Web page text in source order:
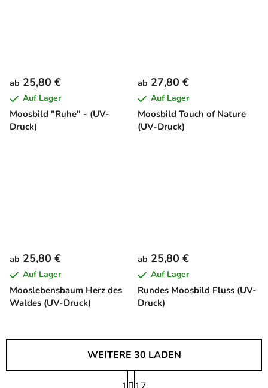
Moosbild "Ruhe" - (UV-
Druck)
ab 25,80 €
Auf Lager
Moosbild Touch of Nature
(UV-Druck)
ab 27,80 €
Auf Lager
Mooslebensbaum Herz des
Waldes (UV-Druck)
ab 25,80 €
Auf Lager
Rundes Moosbild Fluss (UV-
Druck)
ab 25,80 €
Auf Lager
WEITERE 30 LADEN
P